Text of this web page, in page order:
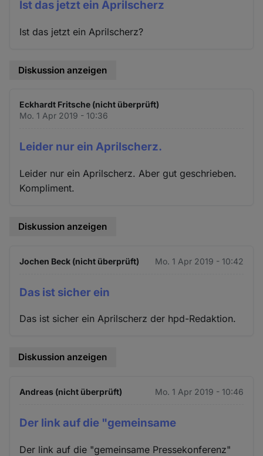
Ist das jetzt ein Aprilscherz
Ist das jetzt ein Aprilscherz?
Diskussion anzeigen
Eckhardt Fritsche (nicht überprüft)
Mo. 1 Apr 2019 - 10:36
Leider nur ein Aprilscherz.
Leider nur ein Aprilscherz. Aber gut geschrieben.
Kompliment.
Diskussion anzeigen
Jochen Beck (nicht überprüft) Mo. 1 Apr 2019 - 10:42
Das ist sicher ein
Das ist sicher ein Aprilscherz der hpd-Redaktion.
Diskussion anzeigen
Andreas (nicht überprüft) Mo. 1 Apr 2019 - 10:46
Der link auf die "gemeinsame
Der link auf die "gemeinsame Pressekonferenz"